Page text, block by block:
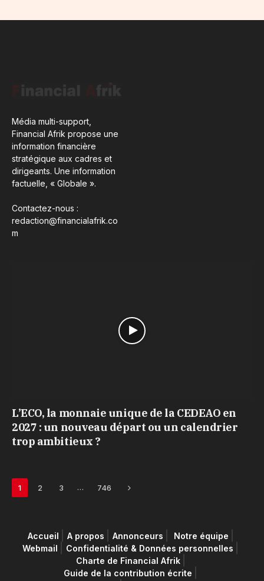
Média multi-support,
Financial Afrik propose une
information financière
stratégique aux cadres et
dirigeants. Une information
factuelle, « Globale ».
Contactez-nous :
redaction@financialafrik.co
m
L’ECO, la monnaie unique de la CEDEAO en
2027 : un nouveau départ ou un calendrier
trop ambitieux ?
1 2 3 … 746 Next
Accueil A propos Annonceurs
Notre équipe
Webmail
Confidentialité & Données personnelles
Charte de Financial Afrik
Guide de la contribution écrite